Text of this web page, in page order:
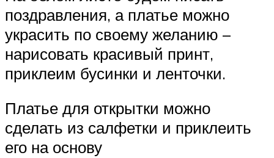
поздравления, а платье можно
украсить по своему желанию –
нарисовать красивый принт,
приклеим бусинки и ленточки.
Платье для открытки можно
сделать из салфетки и приклеить
его на основу